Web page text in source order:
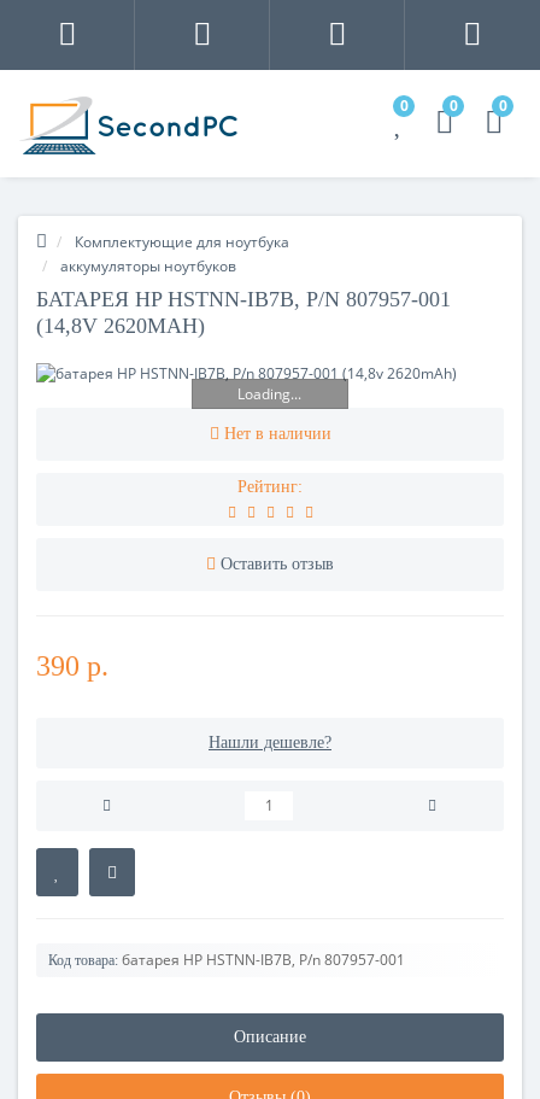
0 0 0
Комплектующие для ноутбука
аккумуляторы ноутбуков
БАТАРЕЯ HP HSTNN-IB7B, P/N 807957-001
(14,8V 2620MAH)
Loading...
Нет в наличии
Рейтинг:
Оставить отзыв
390 р.
Нашли дешевле?
Код товара: батарея HP HSTNN-IB7B, P/n 807957-001
Описание